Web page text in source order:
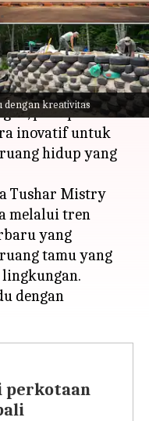
dengan kreativitas
fokus global
para pemikir
inovatif untuk
hidup yang
Tushar Mistry
melalui tren
yang
tamu yang
lingkungan.
dengan
perkotaan